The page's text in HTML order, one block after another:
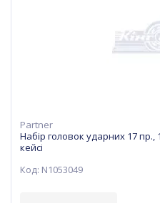
Partner
Набір головок ударних 17
кейсі
Код: N1053049